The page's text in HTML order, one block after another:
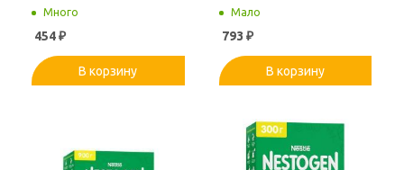
Лактобактериями 300г.
Много
454₽
В корзину
Лактобактериями 600г
Мало
793 ₽
В корзину